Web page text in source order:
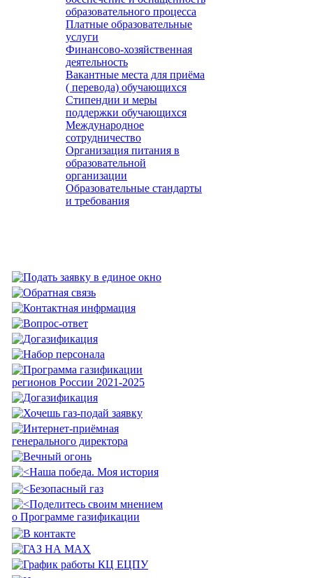
образовательного процесса
Платные образовательные
услуги
Финансово-хозяйственная
деятельность
Вакантные места для приёма
( перевода) обучающихся
Стипендии и меры
поддержки обучающихся
Международное
сотрудничество
Организация питания в
образовательной
организации
Образовательные стандарты
и требования